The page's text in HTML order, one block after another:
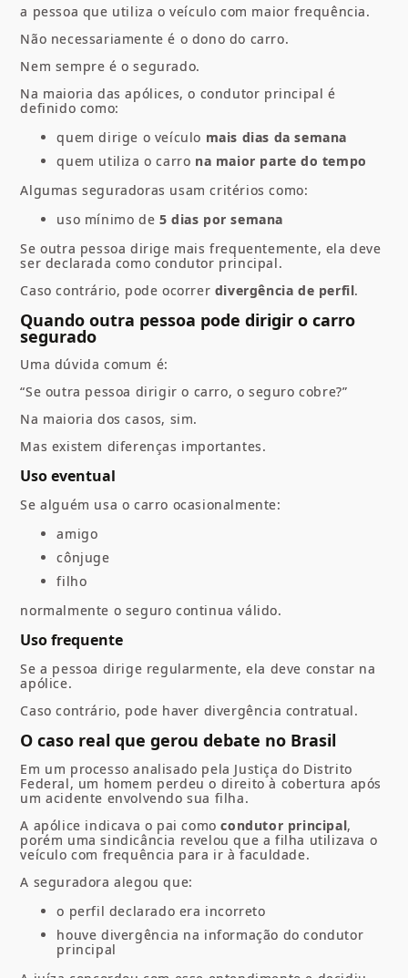
a pessoa que utiliza o veículo com maior frequência.
Não necessariamente é o dono do carro.
Nem sempre é o segurado.
Na maioria das apólices, o condutor principal é
definido como:
quem dirige o veículo mais dias da semana
quem utiliza o carro na maior parte do tempo
Algumas seguradoras usam critérios como:
uso mínimo de 5 dias por semana
Se outra pessoa dirige mais frequentemente, ela deve
ser declarada como condutor principal.
Caso contrário, pode ocorrer divergência de perfil.
Quando outra pessoa pode dirigir o carro
segurado
Uma dúvida comum é:
“Se outra pessoa dirigir o carro, o seguro cobre?”
Na maioria dos casos, sim.
Mas existem diferenças importantes.
Uso eventual
Se alguém usa o carro ocasionalmente:
amigo
cônjuge
filho
normalmente o seguro continua válido.
Uso frequente
Se a pessoa dirige regularmente, ela deve constar na
apólice.
Caso contrário, pode haver divergência contratual.
O caso real que gerou debate no Brasil
Em um processo analisado pela Justiça do Distrito
Federal, um homem perdeu o direito à cobertura após
um acidente envolvendo sua filha.
A apólice indicava o pai comocondutor principal,
porém uma sindicância revelou que a filha utilizava o
veículo com frequência para ir à faculdade.
A seguradora alegou que:
o perfil declarado era incorreto
houve divergência na informação do condutor
principal